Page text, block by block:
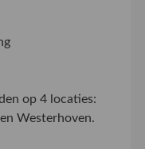
op 4 locaties:
Westerhoven.